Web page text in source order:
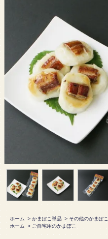
ホーム > かまぼこ単品 > その他のかまぼこ
ホーム
> ご自宅用のかまぼこ